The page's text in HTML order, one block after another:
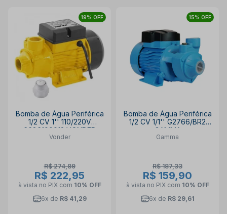
19% OFF
Bomba de Água Periférica
1/2 CV 1'' 110/220V
6686100012 VONDER
Vonder
R$ 274,89
R$ 222,95
à vista no PIX com 10% OFF
6x de R$ 41,29
15% OFF
Bomba de Água Periférica
1/2 CV 1/1'' G2766/BR2
GAMMA
Gamma
R$ 187,33
R$ 159,90
à vista no PIX com 10% OFF
6x de R$ 29,61